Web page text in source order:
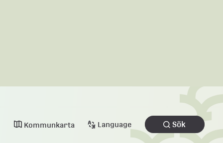
Kommunkarta Language Sök